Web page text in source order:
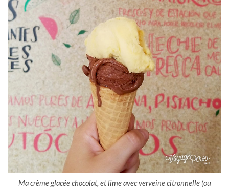
Ma crème glacée chocolat, et lime avec verveine citronnelle (ou